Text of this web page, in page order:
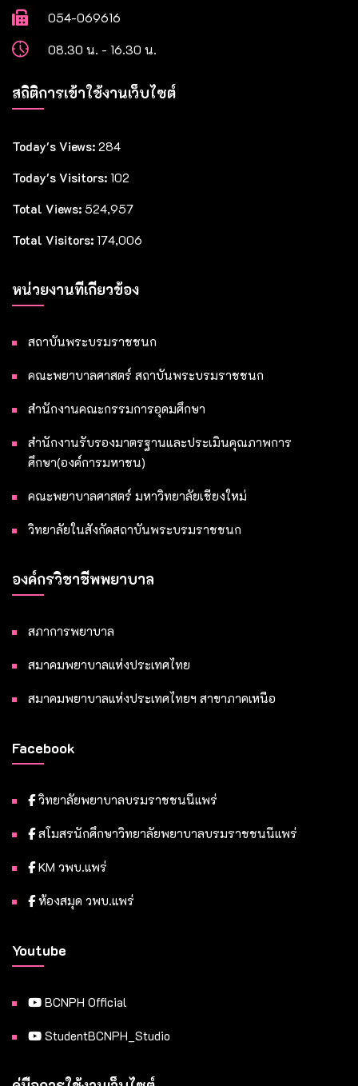
054-069616
08.30 น. - 16.30 น.
สถิติการเข้าใช้งานเว็บไซต์
Today's Views: 284
Today's Visitors: 102
Total Views: 524,957
Total Visitors: 174,006
หน่วยงานที่เกี่ยวข้อง
สถาบันพระบรมราชชนก
คณะพยาบาลศาสตร์ สถาบันพระบรมราชชนก
สำนักงานคณะกรรมการอุดมศึกษา
สำนักงานรับรองมาตรฐานและประเมินคุณภาพการ
ศึกษา(องค์การมหาชน)
คณะพยาบาลศาสตร์ มหาวิทยาลัยเชียงใหม่
วิทยาลัยในสังกัดสถาบันพระบรมราชชนก
องค์กรวิชาชีพพยาบาล
สภาการพยาบาล
สมาคมพยาบาลแห่งประเทศไทย
สมาคมพยาบาลแห่งประเทศไทยฯ สาขาภาคเหนือ
Facebook
วิทยาลัยพยาบาลบรมราชชนนีแพร่
สโมสรนักศึกษาวิทยาลัยพยาบาลบรมราชชนนีแพร่
KM วพบ.แพร่
ห้องสมุด วพบ.แพร่
Youtube
BCNPH Official
StudentBCNPH_Studio